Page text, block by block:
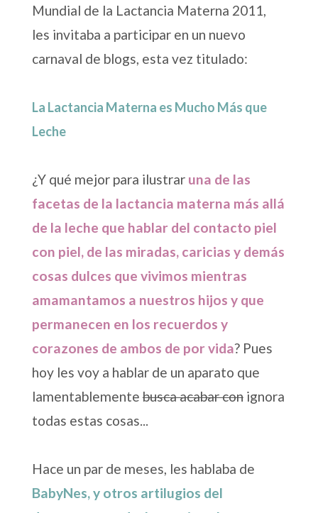
Mundial de la Lactancia Materna 2011,
les invitaba a participar en un nuevo
carnaval de blogs, esta vez titulado:
La Lactancia Materna es Mucho Más que
Leche
¿Y qué mejor para ilustrar una de las
facetas de la lactancia materna más allá
de la leche que hablar del contacto piel
con piel, de las miradas, caricias y demás
cosas dulces que vivimos mientras
amamantamos a nuestros hijos y que
permanecen en los recuerdos y
corazones de ambos de por vida? Pues
hoy les voy a hablar de un aparato que
lamentablementebusca acabar conignora
todas estas cosas...
Hace un par de meses, les hablaba de
BabyNes, y otros artilugios del